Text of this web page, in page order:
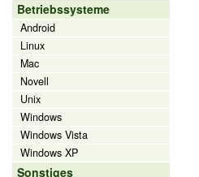
Betriebssysteme
Android
Linux
Mac
Novell
Unix
Windows
Windows Vista
Windows XP
Sonstiges